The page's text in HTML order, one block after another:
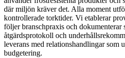
där miljön kräver det. Alla moment
kontrollerade torktider. Vi etablerar
följer branschpraxis och dokumenterar
åtgärdsprotokoll och
leverans med relationshandlingar som
budgetering.